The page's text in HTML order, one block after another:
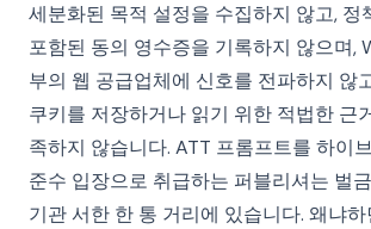
세분화된 목적 설정을 수집하지 않고, 정
포함된 동의 영수증을 기록하지 않으며,
부의 웹 공급업체에 신호를 전파하지 않
쿠키를 저장하거나 읽기 위한 적법한 근
족하지 않습니다. ATT 프롬프트를 하이
준수 입장으로 취급하는 퍼블리셔는 벌
기관 서한 한 통 거리에 있습니다. 왜냐